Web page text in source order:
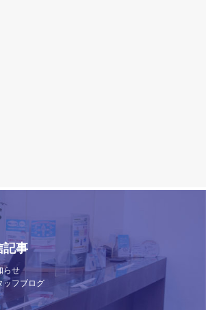
記事
らせ
ッフブログ